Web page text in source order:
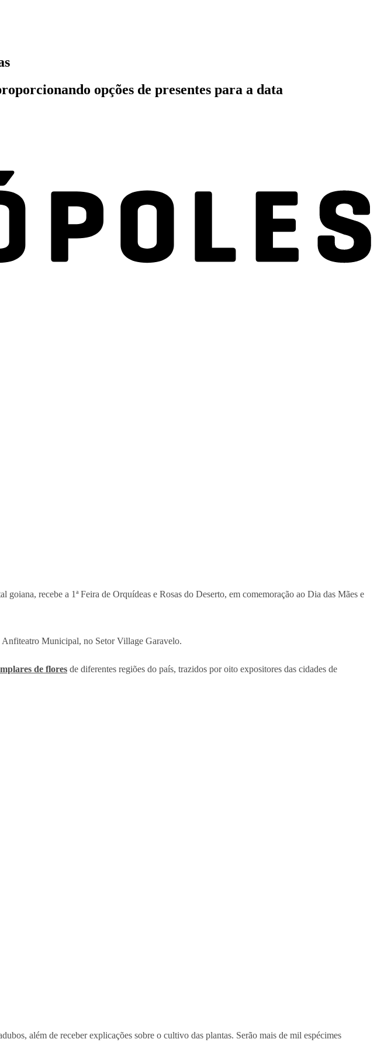
opções de presentes para a data
goiana, recebe a 1ª Feira de Orquídeas e Rosas do Deserto, em comemoração ao Dia das Mães e
Anfiteatro Municipal, no Setor Village Garavelo.
de flores de diferentes regiões do país, trazidos por oito expositores das cidades de
além de receber explicações sobre o cultivo das plantas. Serão mais de mil espécimes